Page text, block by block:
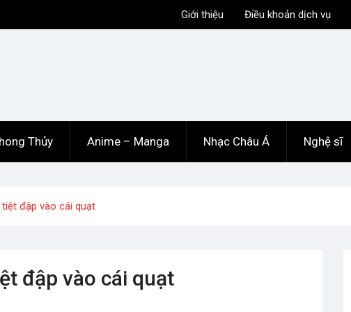
Giới thiệu Điều khoản dịch vụ
Thủy Anime – Manga Nhạc Châu Á Nghệ sĩ
đập vào cái quạt
đập vào cái quạt